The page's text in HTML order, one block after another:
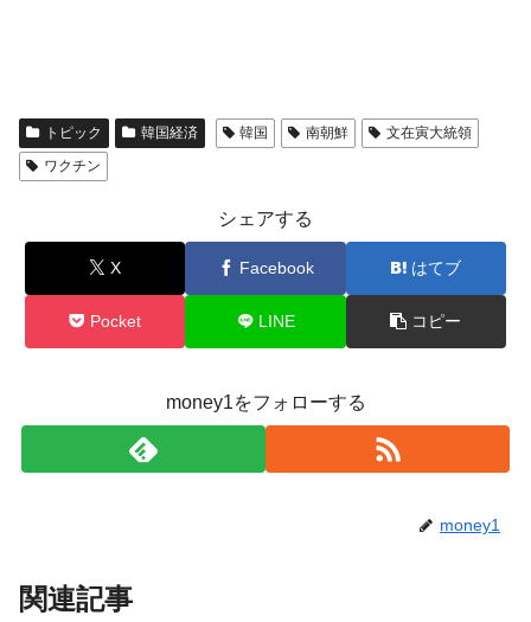
トピック 韓国経済 韓国 南朝鮮
文在寅大統領
ワクチン
シェアする
X Facebook はてブ
Pocket LINE コピー
money1をフォローする
money1
関連記事